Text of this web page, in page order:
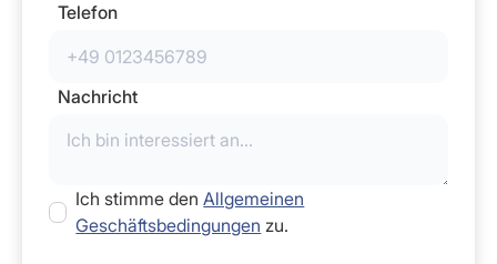
Telefon
Nachricht
Ich stimme denAllgemeinen
Geschäftsbedingungen zu.